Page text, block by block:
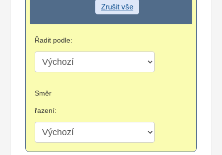
Zrušit vše
Řadit podle:
Směr
řazení: